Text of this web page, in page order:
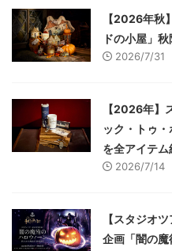
【2026年秋
ドの小屋」
2026/7/31
【2026年】
ック・トゥ
を全アイテム
2026/7/14
【スタジオ
企画「闇の